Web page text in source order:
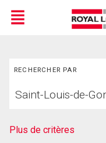
Menu
RECHERCHER PAR
votre
Plus de critères